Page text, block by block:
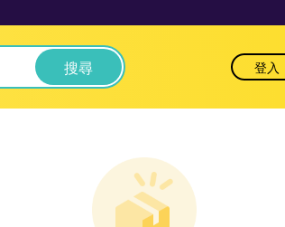
搜尋 登入